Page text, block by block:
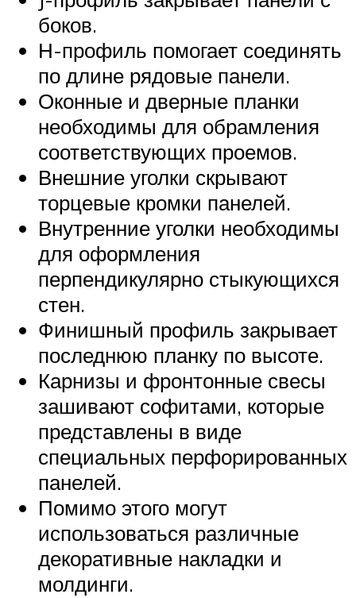
боков.
Н-профиль помогает соединять
по длине рядовые панели.
Оконные и дверные планки
необходимы для обрамления
соответствующих проемов.
Внешние уголки скрывают
торцевые кромки панелей.
Внутренние уголки необходимы
для оформления
перпендикулярно стыкующихся
стен.
Финишный профиль закрывает
последнюю планку по высоте.
Карнизы и фронтонные свесы
зашивают софитами, которые
представлены в виде
специальных перфорированных
панелей.
Помимо этого могут
использоваться различные
декоративные накладки и
молдинги.